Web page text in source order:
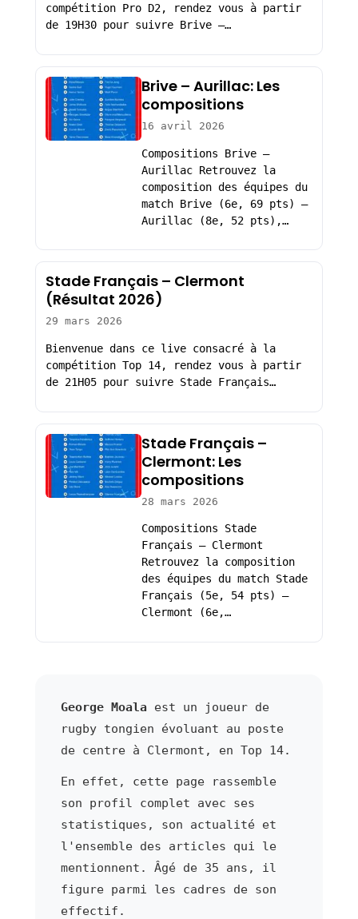
compétition Pro D2, rendez vous à partir
de 19H30 pour suivre Brive –…
Brive – Aurillac: Les
compositions
16 avril 2026
Compositions Brive –
Aurillac Retrouvez la
composition des équipes du
match Brive (6e, 69 pts) –
Aurillac (8e, 52 pts),…
Stade Français – Clermont
(Résultat 2026)
29 mars 2026
Bienvenue dans ce live consacré à la
compétition Top 14, rendez vous à partir
de 21H05 pour suivre Stade Français…
Stade Français –
Clermont: Les
compositions
28 mars 2026
Compositions Stade
Français – Clermont
Retrouvez la composition
des équipes du match Stade
Français (5e, 54 pts) –
Clermont (6e,…
George Moala est un joueur de
rugby tongien évoluant au poste
de centre à Clermont, en Top 14.
En effet, cette page rassemble
son profil complet avec ses
statistiques, son actualité et
l'ensemble des articles qui le
mentionnent. Âgé de 35 ans, il
figure parmi les cadres de son
effectif.